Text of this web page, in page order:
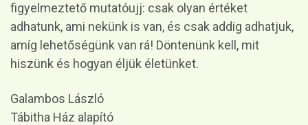
figyelmeztető mutatóujj: csak olyan értéket
adhatunk, ami nekünk is van, és csak addig adhatjuk,
amíg lehetőségünk van rá! Döntenünk kell, mit
hiszünk és hogyan éljük életünket.
Galambos László
Tábitha Ház alapító